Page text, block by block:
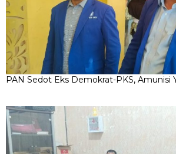
PAN Sedot Eks Demokrat-PKS, Amunisi